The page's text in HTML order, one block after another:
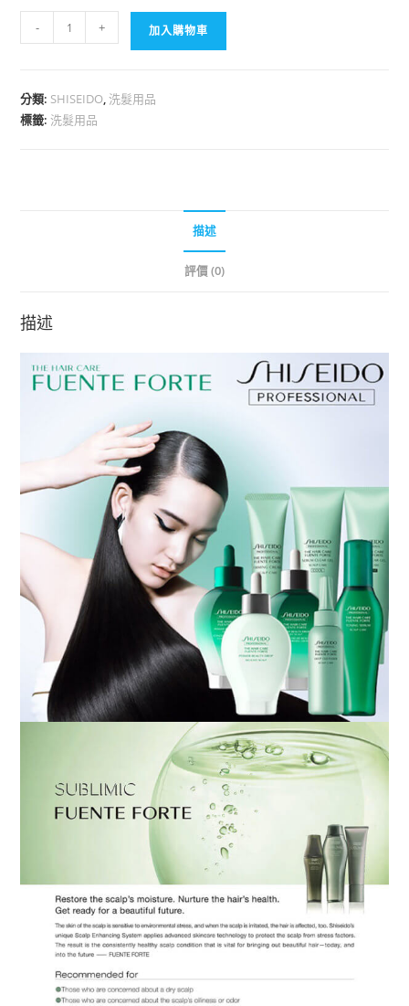
- + 加入購物車
分類: SHISEIDO,洗髮用品
標籤:洗髮用品
描述
評價 (0)
描述